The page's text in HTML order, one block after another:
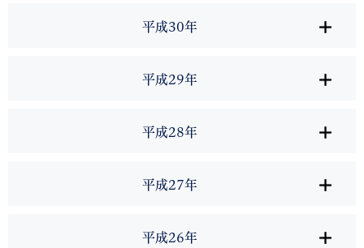
平成30年
平成29年
平成28年
平成27年
平成26年